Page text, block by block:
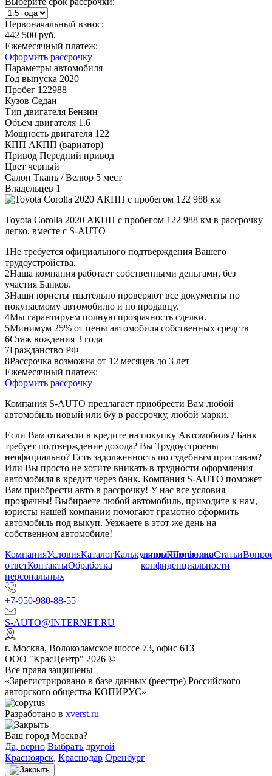
Первоначальный взнос:
442 500 руб.
Ежемесячный платеж:
Оформить рассрочку
Параметры автомобиля
Год выпуска 2020
Пробег 122988
Кузов Седан
Тип двигателя Бензин
Объем двигателя 1.6
Мощность двигателя 122
КПП АКПП (вариатор)
Привод Передний привод
Цвет черный
Салон Ткань / Велюр 5 мест
Владельцев 1
Toyota Corolla 2020 АКПП с пробегом 122 988 км в рассрочку
легко, вместе с S-AUTO
1Не требуется официального подтверждения Вашего
трудоустройства.
2Наша компания работает собственными деньгами, без
участия Банков.
3Наши юристы тщательно проверяют все документы по
покупаемому автомобилю и по продавцу.
4Мы гарантируем полную прозрачность сделки.
5Минимум 25% от цены автомобиля собственных средств
6Стаж вождения 3 года
7Гражданство РФ
8Рассрочка возможна от 12 месяцев до 3 лет
Ежемесячный платеж:
Оформить рассрочку
Компания S-AUTO предлагает приобрести Вам любой
автомобиль новый или б/у в рассрочку, любой марки.
Если Вам отказали в кредите на покупку Автомобиля? Банк
требует подтверждение дохода? Вы Трудоустроены
неофициально? Есть задолженность по судебным приставам?
Или Вы просто не хотите вникать в трудности оформления
автомобиля в кредит через банк. Компания S-AUTO поможет
Вам приобрести авто в рассрочку! У нас все условия
прозрачны! Выбираете любой автомобиль, приходите к нам,
юристы нашей компании помогают грамотно оформить
автомобиль под выкуп. Уезжаете в этот же день на
собственном автомобиле!
КомпанияУсловияКаталогКалькуляторПортфолиоСтатьи
ответКонтактыОбработка
персональных
данныхПолитика
конфиденциальности
+7-950-980-88-55
S-AUTO@INTERNET.RU
г. Москва, Волоколамское шоссе 73, офис 613
ООО "КрасЦентр" 2026 ©
Все права защищены
«Зарегистрировано в базе данных (реестре) Российского
авторского общества КОПИРУС»
Разработано в xverst.ru
Ваш город Москва?
Да, верно Выбрать другой
Красноярск, Краснодар Оренбург